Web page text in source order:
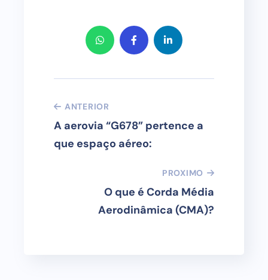
ANTERIOR
A aerovia “G678” pertence a
que espaço aéreo:
PROXIMO
O que é Corda Média
Aerodinâmica (CMA)?